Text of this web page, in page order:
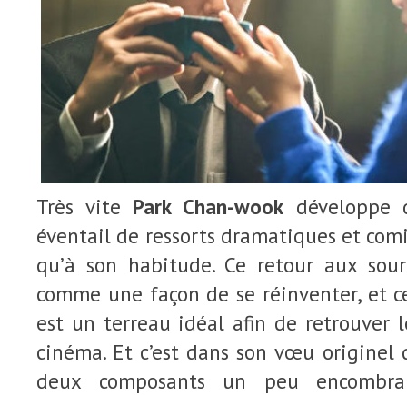
Très vite Park Chan-wook développe
éventail de ressorts dramatiques et
qu’à son habitude. Ce retour aux
comme une façon de se réinventer, et
est un terreau idéal afin de retrouver
cinéma. Et c’est dans son vœu originel
deux composants un peu